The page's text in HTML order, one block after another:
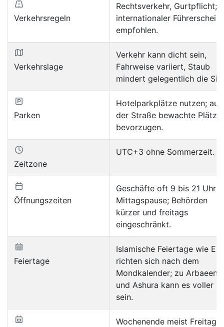
Verkehrsregeln
Rechtsverkehr, Gurtpflicht;
internationaler Führerschein
empfohlen.
Verkehrslage
Verkehr kann dicht sein,
Fahrweise variiert, Staub
mindert gelegentlich die
Parken
Hotelparkplätze nutzen; auf
der Straße bewachte Plätze
bevorzugen.
Zeitzone
UTC+3 ohne Sommerzeit.
Öffnungszeiten
Geschäfte oft 9 bis 21 Uhr
Mittagspause; Behörden
kürzer und freitags
eingeschränkt.
Feiertage
Islamische Feiertage wie Eid
richten sich nach dem
Mondkalender; zu Arbaeen
und Ashura kann es voller
sein.
Wochenende meist Freitag